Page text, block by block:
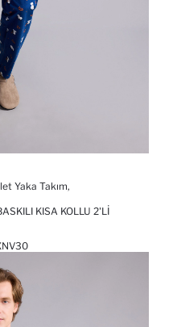
Yaka Takım,
KISA KOLLU 2'LI